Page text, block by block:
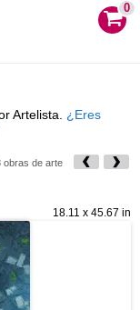
0
Artelista. ¿Eres
obras de arte
18.11 x 45.67 in